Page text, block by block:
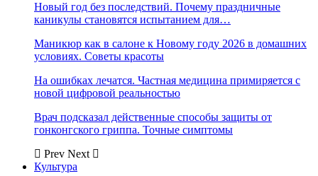
Новый год без последствий. Почему праздничные
каникулы становятся испытанием для…
Маникюр как в салоне к Новому году 2026 в домашних
условиях. Советы красоты
На ошибках лечатся. Частная медицина примиряется с
новой цифровой реальностью
Врач подсказал действенные способы защиты от
гонконгского гриппа. Точные симптомы
Prev Next
Культура